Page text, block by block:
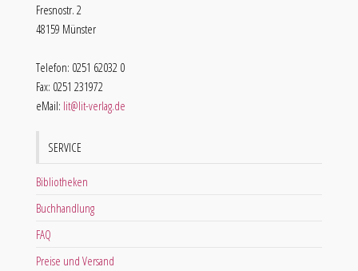
Fresnostr. 2
48159 Münster
Telefon: 0251 62032 0
Fax: 0251 231972
eMail: lit@lit-verlag.de
SERVICE
Bibliotheken
Buchhandlung
FAQ
Preise und Versand